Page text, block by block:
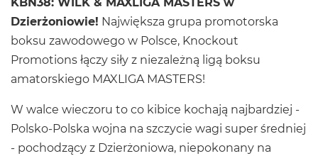
Dzierżoniowie! Największa grupa promotorska
boksu zawodowego w Polsce, Knockout
Promotions łączy siły z niezależną ligą boksu
amatorskiego MAXLIGA MASTERS!
W walce wieczoru to co kibice kochają najbardziej -
Polsko-Polska wojna na szczycie wagi super średniej
- pochodzący z Dzierżoniowa, niepokonany na